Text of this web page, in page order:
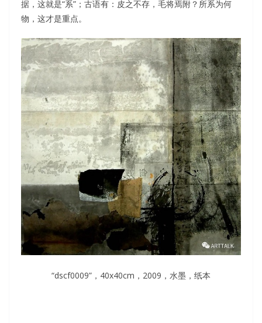
据，这就是“系”；古语有：皮之不存，毛将焉附？所系为何
物，这才是重点。
“dscf0009”，40x40cm，2009，水墨，纸本